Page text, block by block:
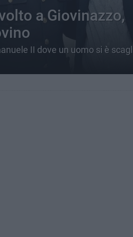
a Giovinazzo,
II dove un uomo si è